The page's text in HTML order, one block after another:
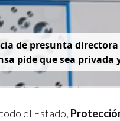
cia de presunta directora
sa pidequesea privada
el Estado,